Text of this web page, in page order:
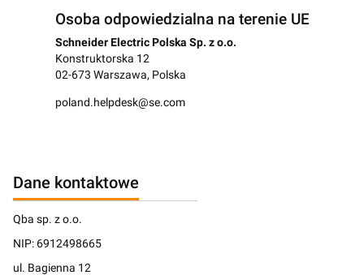
Osoba odpowiedzialna na terenie UE
Schneider Electric Polska Sp. z o.o.
Konstruktorska 12
02-673 Warszawa, Polska
poland.helpdesk@se.com
Dane kontaktowe
Qba sp. z o.o.
NIP: 6912498665
ul. Bagienna 12